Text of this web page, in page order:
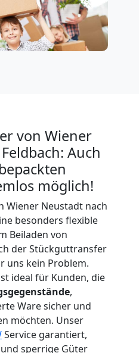
von Wiener
Auch
möglich!
Wiener Neustadt nach
besonders flexible
Beiladen von
der Stückguttransfer
uns kein Problem.
ideal für Kunden, die
,
Ware sicher und
möchten. Unser
Service garantiert,
sperrige Güter